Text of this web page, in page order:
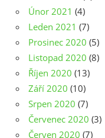
Únor 2021 (4)
Leden 2021 (7)
Prosinec 2020 (5)
Listopad 2020 (8)
Říjen 2020 (13)
Září 2020 (10)
Srpen 2020 (7)
Červenec 2020 (3)
Červen 2020 (7)